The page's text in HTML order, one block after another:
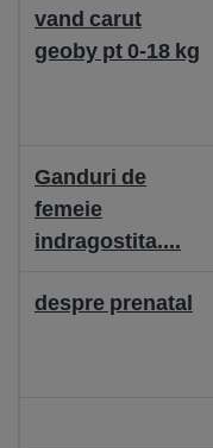
vand carut
geoby pt 0-18 kg
Ganduri de
femeie
indragostita....
despre prenatal